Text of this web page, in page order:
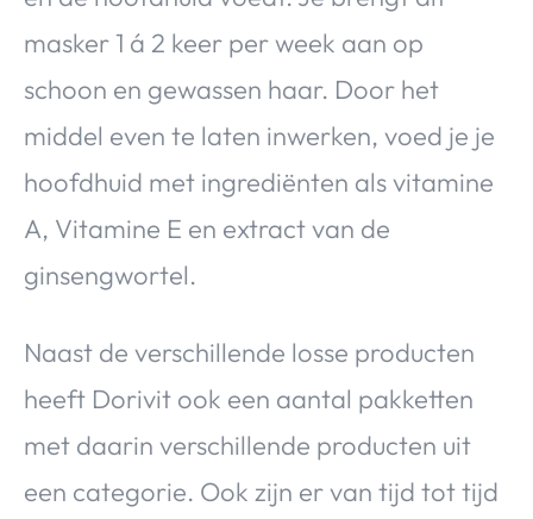
masker 1 á 2 keer per week aan op
schoon en gewassen haar. Door het
middel even te laten inwerken, voed je je
hoofdhuid met ingrediënten als vitamine
A, Vitamine E en extract van de
ginsengwortel.
Naast de verschillende losse producten
heeft Dorivit ook een aantal pakketten
met daarin verschillende producten uit
een categorie. Ook zijn er van tijd tot tijd